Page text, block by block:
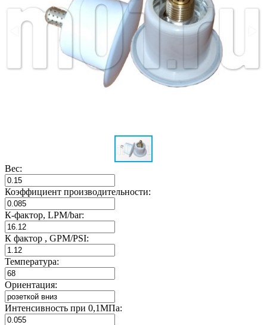
Вес:
Коэффициент производительности:
К-фактор, LPM/bar:
К фактор , GPM/PSI:
Температура:
Ориентация:
Интенсивность при 0,1МПа: